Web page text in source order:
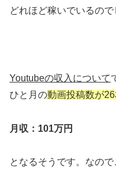
どれほど稼いでいるので
Youtubeの収入について
ひと月の動画投稿数が26
月収：101万円
となるそうです。なの